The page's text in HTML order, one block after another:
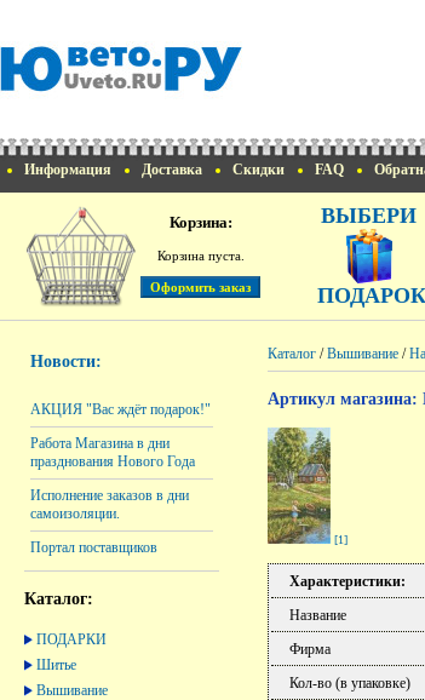
Информация Доставка Скидки FAQ
Корзина:
Корзина пуста.
ВЫБЕРИ
ПОДАРОК
Новости:
АКЦИЯ "Вас ждёт подарок!"
Работа Магазина в дни
празднования Нового Года
Исполнение заказов в дни
самоизоляции.
Портал поставщиков
Каталог:
ПОДАРКИ
Шитье
Вышивание
Каталог /Вышивание /
Артикул магазина:
[1]
Характеристики:
Название
Фирма
Кол-во (в упаковке)